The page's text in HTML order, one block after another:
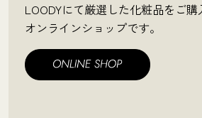
LOODYにて厳選した化粧品をご
オンラインショップです。